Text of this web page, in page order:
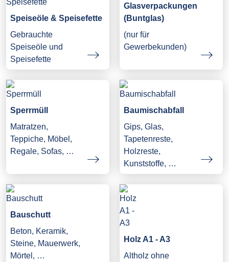
Speiseöle & Speisefette
Gebrauchte
Speiseöle und
Speisefette
Glasverpackungen
(Buntglas)
(nur für
Gewerbekunden)
Sperrmüll
Matratzen,
Teppiche, Möbel,
Regale, Sofas, …
Baumischabfall
Gips, Glas,
Tapetenreste,
Holzreste,
Kunststoffe, …
Bauschutt
Beton, Keramik,
Steine, Mauerwerk,
Mörtel, …
Holz A1 - A3
Altholz ohne